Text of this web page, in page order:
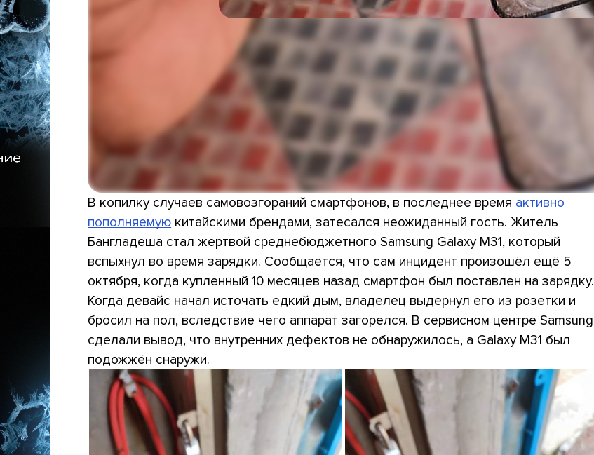
В копилку случаев самовозгораний смартфонов, в последнее время активно
пополняемую китайскими брендами, затесался неожиданный гость. Житель
Бангладеша стал жертвой среднебюджетного Samsung Galaxy M31, который
вспыхнул во время зарядки. Сообщается, что сам инцидент произошёл ещё 5
октября, когда купленный 10 месяцев назад смартфон был поставлен на зарядку.
Когда девайс начал источать едкий дым, владелец выдернул его из розетки и
бросил на пол, вследствие чего аппарат загорелся. В сервисном центре Samsung
сделали вывод, что внутренних дефектов не обнаружилось, а Galaxy M31 был
подожжён снаружи.